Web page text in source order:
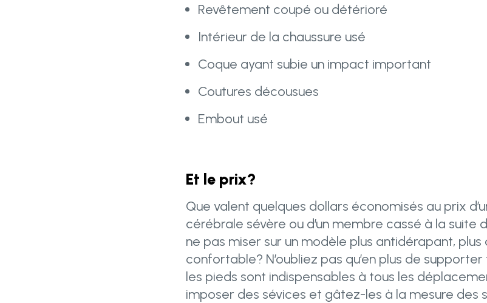
Revêtement coupé ou détérioré
Intérieur de la chaussure usé
Coque ayant subie un impact important
Coutures décousues
Embout usé
Et le prix?
Que valent quelques dollars économisés au prix
cérébrale sévère ou d’un membre cassé à la suite
ne pas miser sur un modèle plus antidérapant, plus
confortable? N’oubliez pas qu’en plus de
les pieds sont indispensables à tous les
imposer des sévices et gâtez-les à la mesure des